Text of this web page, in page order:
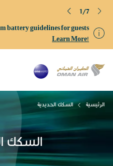
battery guidelines for guests
Learn More!
1/7
السكك
الرئيسية السكك الحديدية